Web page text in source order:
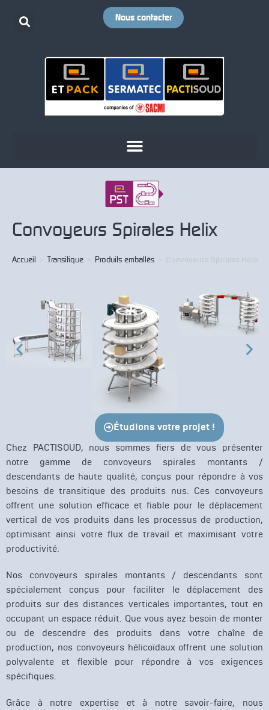
Étudions votre projet !
Nous contacter
Convoyeurs Spirales Helix
Accueil > Transitique > Produits emballés > Convoyeurs Spirales Helix
Chez PACTISOUD, nous sommes fiers de vous présenter
notre gamme de convoyeurs spirales montants /
descendants de haute qualité, conçus pour répondre à vos
besoins de transitique des produits nus. Ces convoyeurs
offrent une solution efficace et fiable pour le déplacement
vertical de vos produits dans les processus de production,
optimisant ainsi votre flux de travail et maximisant votre
productivité.
Nos convoyeurs spirales montants / descendants sont
spécialement conçus pour faciliter le déplacement des
produits sur des distances verticales importantes, tout en
occupant un espace réduit. Que vous ayez besoin de monter
ou de descendre des produits dans votre chaîne de
production, nos convoyeurs hélicoïdaux offrent une solution
polyvalente et flexible pour répondre à vos exigences
spécifiques.
Grâce à notre expertise et à notre savoir-faire, nous